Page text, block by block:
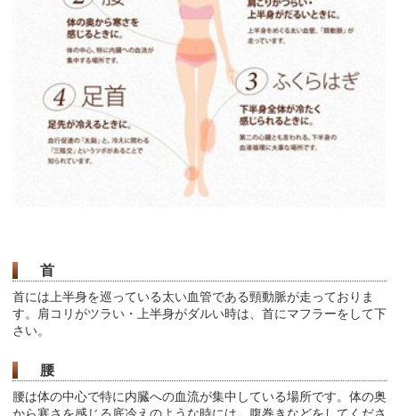
首
首には上半身を巡っている太い血管である頸動脈が走っておりま
す。肩コリがツラい・上半身がダルい時は、首にマフラーをして下
さい。
腰
腰は体の中心で特に内臓への血流が集中している場所です。体の奥